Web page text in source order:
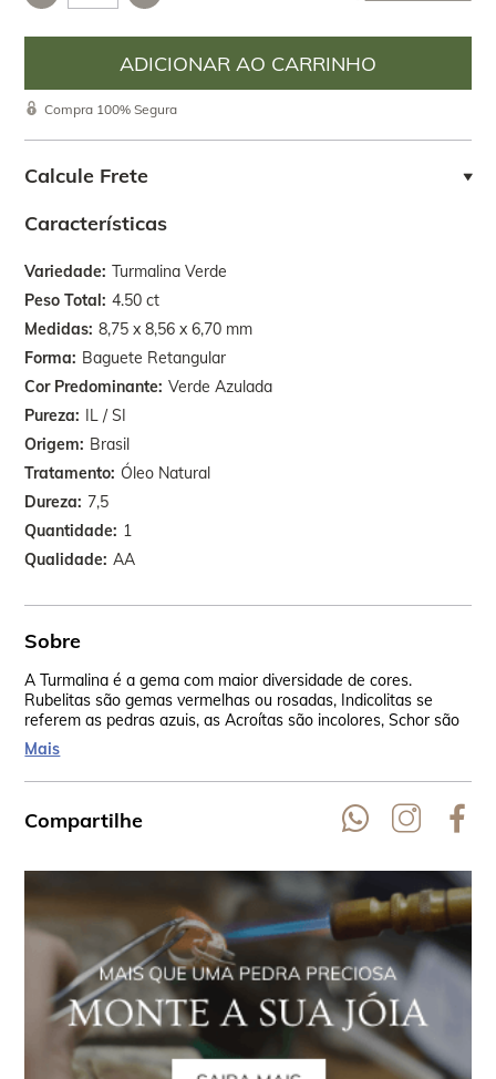
Características
Variedade Turmalina Verde
Peso Total 4.50 ct
Medidas 8,75 x 8,56 x 6,70 mm
Forma Baguete Retangular
Cor Predominante Verde Azulada
Pureza IL / SI
Origem Brasil
Tratamento Óleo Natural
Dureza 7,5
Quantidade 1
Qualidade AA
Sobre
A Turmalina é a gema com maior diversidade de cores.
Rubelitas são gemas vermelhas ou rosadas, Indicolitas se
referem as pedras azuis, as Acroítas são incolores, Schor são
as negras, Siberita vão do vermelho lilás até o azul violeta, as
verdes são Verdelita, Dravita são amarelo-castanho a amarelo
escuro.
Mais
Compartilhe
Compra 100% Segura
Calcule Frete